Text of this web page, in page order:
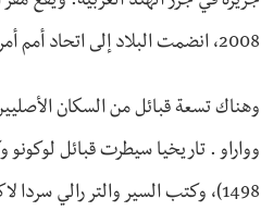
2008، انضمت البلاد إلى اتحاد أمم أمريكا الجنوبية كعضو مؤسس.
وهناك تسعة قبائل من السكان
وواراو . تاريخيا سيطرت قبائل